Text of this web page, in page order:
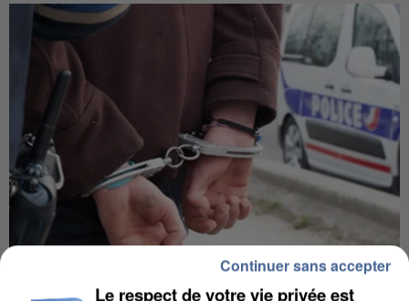
Le respect de votre vie privée est
Continuer sans accepter